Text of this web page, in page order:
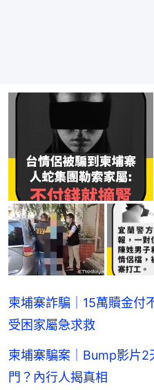
柬埔寨詐騙｜15萬贖金
受困家屬急求救
柬埔寨騙案｜Bump影片
門？內行人揭真相